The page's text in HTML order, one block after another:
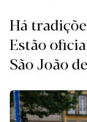
Há
Estão
São João